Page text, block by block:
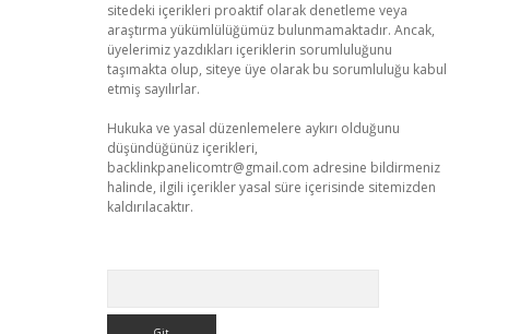
sitedeki içerikleri proaktif olarak denetleme veya
araştırma yükümlülüğümüz bulunmamaktadır. Ancak,
üyelerimiz yazdıkları içeriklerin sorumluluğunu
taşımakta olup, siteye üye olarak bu sorumluluğu kabul
etmiş sayılırlar.
Hukuka ve yasal düzenlemelere aykırı olduğunu
düşündüğünüz içerikleri,
backlinkpanelicomtr@gmail.com adresine bildirmeniz
halinde, ilgili içerikler yasal süre içerisinde sitemizden
kaldırılacaktır.